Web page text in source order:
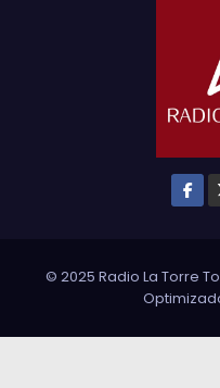
© 2025 Radio La Torre